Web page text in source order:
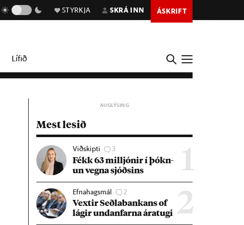
STYRKJA SKRÁ INN ÁSKRIFT
Lífið
Mest lesið
1
Viðskipti 3
Fékk 63 millj­ón­ir í þókn­
un vegna sjóðs­ins
2
Efnahagsmál 2
Vext­ir Seðla­bank­ans of
lág­ir und­an­farna ára­tugi